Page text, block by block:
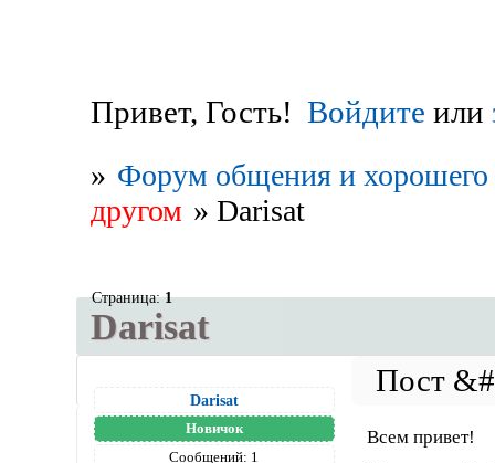
Привет, Гость! Войдите или
» Форум общения и хорошего
другом » Darisat
Darisat
Страница:1
Darisat
Новичок
Сообщений: 1
Всем привет!